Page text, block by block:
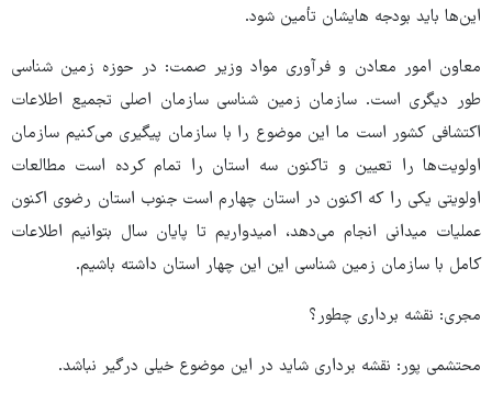
این‌ها باید بودجه هایشان تأمین شود.
معاون امور معادن و فرآوری مواد وزیر صمت: در حوزه زمین شناسی
طور دیگری است. سازمان زمین شناسی سازمان اصلی تجمیع اطلاعات
اکتشافی کشور است ما این موضوع را با سازمان پیگیری می‌کنیم سازمان
اولویت‌ها را تعیین و تاکنون سه استان را تمام کرده است مطالعات
اولویتی یکی را که اکنون در استان چهارم است جنوب استان رضوی اکنون
عملیات میدانی انجام می‌دهد، امیدواریم تا پایان سال بتوانیم اطلاعات
کامل با سازمان زمین شناسی این این چهار استان داشته باشیم.
مجری: نقشه برداری چطور؟
محتشمی پور: نقشه برداری شاید در این موضوع خیلی درگیر نباشد.